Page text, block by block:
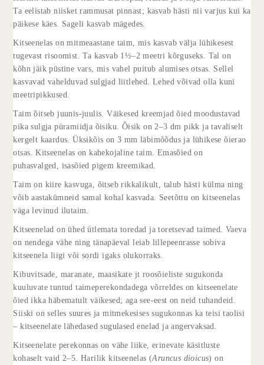
Ta eelistab niisket rammusat pinnast; kasvab hästi nii varjus kui ka
päikese käes. Sageli kasvab mägedes.
Kitseenelas on mitmeaastane taim, mis kasvab välja lühikesest
tugevast risoomist. Ta kasvab 1½–2 meetri kõrguseks. Tal on
kõhn jäik püstine vars, mis vahel puitub alumises otsas. Sellel
kasvavad vahelduvad sulgjad liitlehed. Lehed võivad olla kuni
meetripikkused.
Taim õitseb juunis-juulis. Väikesed kreemjad õied moodustavad
pika sulgja püramiidja õisiku. Õisik on 2–3 dm pikk ja tavaliselt
kergelt kaardus. Üksikõis on 3 mm läbimõõdus ja lühikese õierao
otsas. Kitseenelas on kahekojaline taim. Emasõied on
puhasvalged, isasõied pigem kreemikad.
Taim on kiire kasvuga, õitseb rikkalikult, talub hästi külma ning
võib aastakümneid samal kohal kasvada. Seetõttu on kitseenelas
väga levinud ilutaim.
Kitseenelad on ühed ütlemata toredad ja toretsevad taimed. Vaeva
on nendega vähe ning tänapäeval leiab lillepeenrasse sobiva
kitseenela liigi või sordi igaks olukorraks.
Kibuvitsade, maranate, maasikate jt roos­õieliste sugukonda
kuuluvate tuntud taimeperekondadega võrreldes on kitse­enelate
õied ikka häbematult väikesed; aga see-eest on neid tuhandeid.
Siiski on selles suures ja mitmekesises sugukonnas ka teisi taolisi
– kitseenelate lähedased sugulased enelad ja angervaksad.
Kitseenelate perekonnas on vähe liike, erinevate käsitluste
kohaselt vaid 2–5. Harilik kitse­enelas (Aruncus dioicus) on